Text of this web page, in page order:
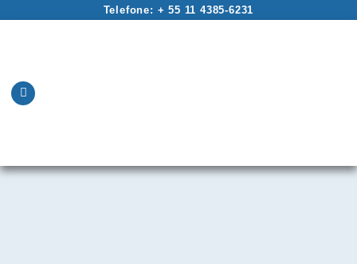
Telefone: + 55 11 4385-6231